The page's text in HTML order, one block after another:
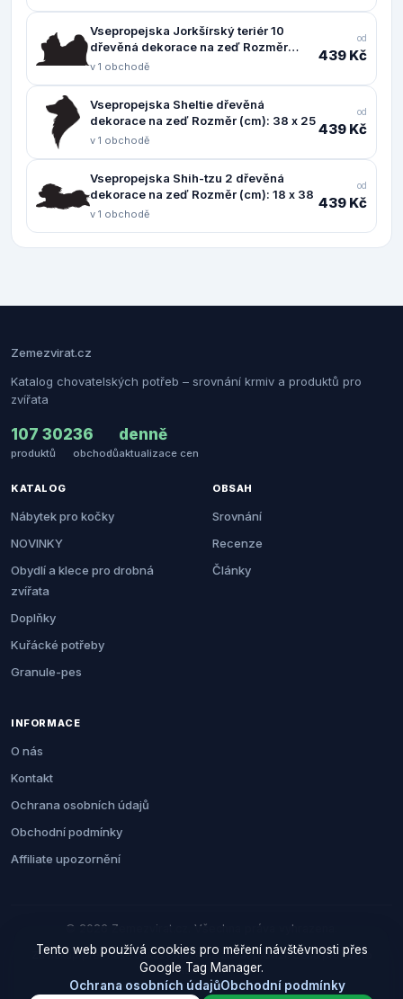
Vsepropejska Jorkšírský teriér 10
dřevěná dekorace na zeď Rozměr
(cm): 24 x 38
v 1 obchodě
od
439 Kč
Vsepropejska Sheltie dřevěná
dekorace na zeď Rozměr (cm): 38 x 25
v 1 obchodě
od
439 Kč
Vsepropejska Shih-tzu 2 dřevěná
dekorace na zeď Rozměr (cm): 18 x 38
v 1 obchodě
od
439 Kč
Zemezvirat.cz
Katalog chovatelských potřeb – srovnání krmiv a produktů pro
zvířata
107 302
produktů
36
obchodů
denně
aktualizace cen
KATALOG
Nábytek pro kočky
NOVINKY
Obydlí a klece pro drobná
zvířata
Doplňky
Kuřácké potřeby
Granule-pes
OBSAH
Srovnání
Recenze
Články
INFORMACE
O nás
Kontakt
Ochrana osobních údajů
Obchodní podmínky
Affiliate upozornění
© 2026 Zemezvirat.cz. Všechna práva vyhrazena.
Za nákup přes naše odkazy můžeme získat provizi. Cenu pro vás to
neovlivní.
Tento web používá cookies pro měření návštěvnosti přes
Google Tag Manager.
Ochrana osobních údajůObchodní podmínky